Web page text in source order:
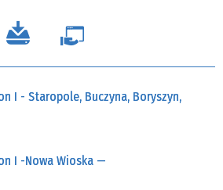
I - Staropole, Buczyna, Boryszyn,
I -Nowa Wioska —